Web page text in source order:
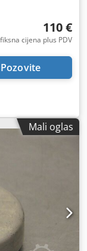
110 €
fiksna cijena plus PDV
Pozovite
Mali oglas